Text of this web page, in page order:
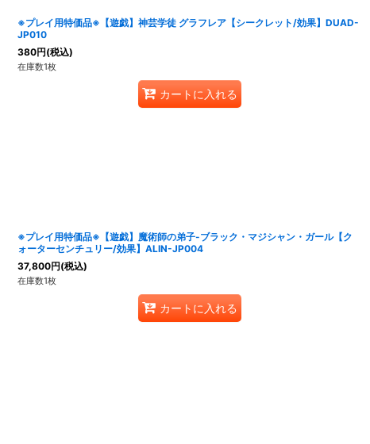
※プレイ用特価品※【遊戯】神芸学徒 グラフレア【シークレット/効果】DUAD-
JP010
380円(税込)
在庫数1枚
カートに入れる
※プレイ用特価品※【遊戯】魔術師の弟子-ブラック・マジシャン・ガール【ク
ォーターセンチュリー/効果】ALIN-JP004
37,800円(税込)
在庫数1枚
カートに入れる